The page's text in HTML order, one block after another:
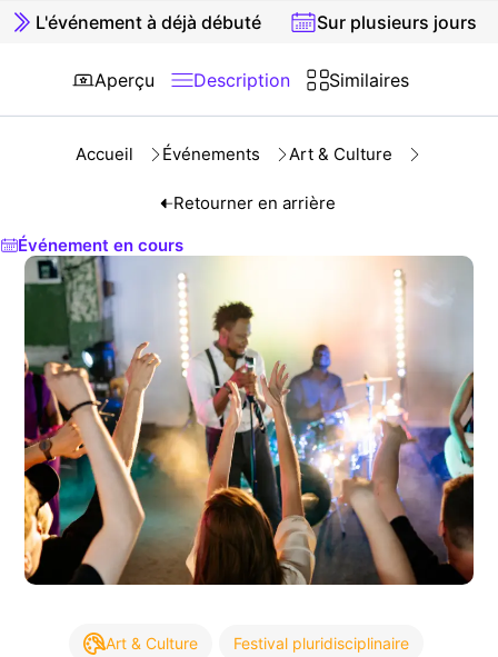
Aperçu Description Similaires
L'événement à déjà débuté Sur plusieurs jours
Accueil Événements Art & Culture
Retourner en arrière
Événement en cours
Art & Culture Festival pluridisciplinaire